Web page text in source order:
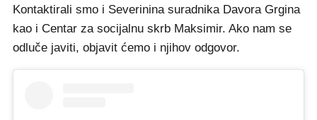
Kontaktirali smo i Severinina suradnika Davora Grgina
kao i Centar za socijalnu skrb Maksimir. Ako nam se
odluče javiti, objavit ćemo i njihov odgovor.